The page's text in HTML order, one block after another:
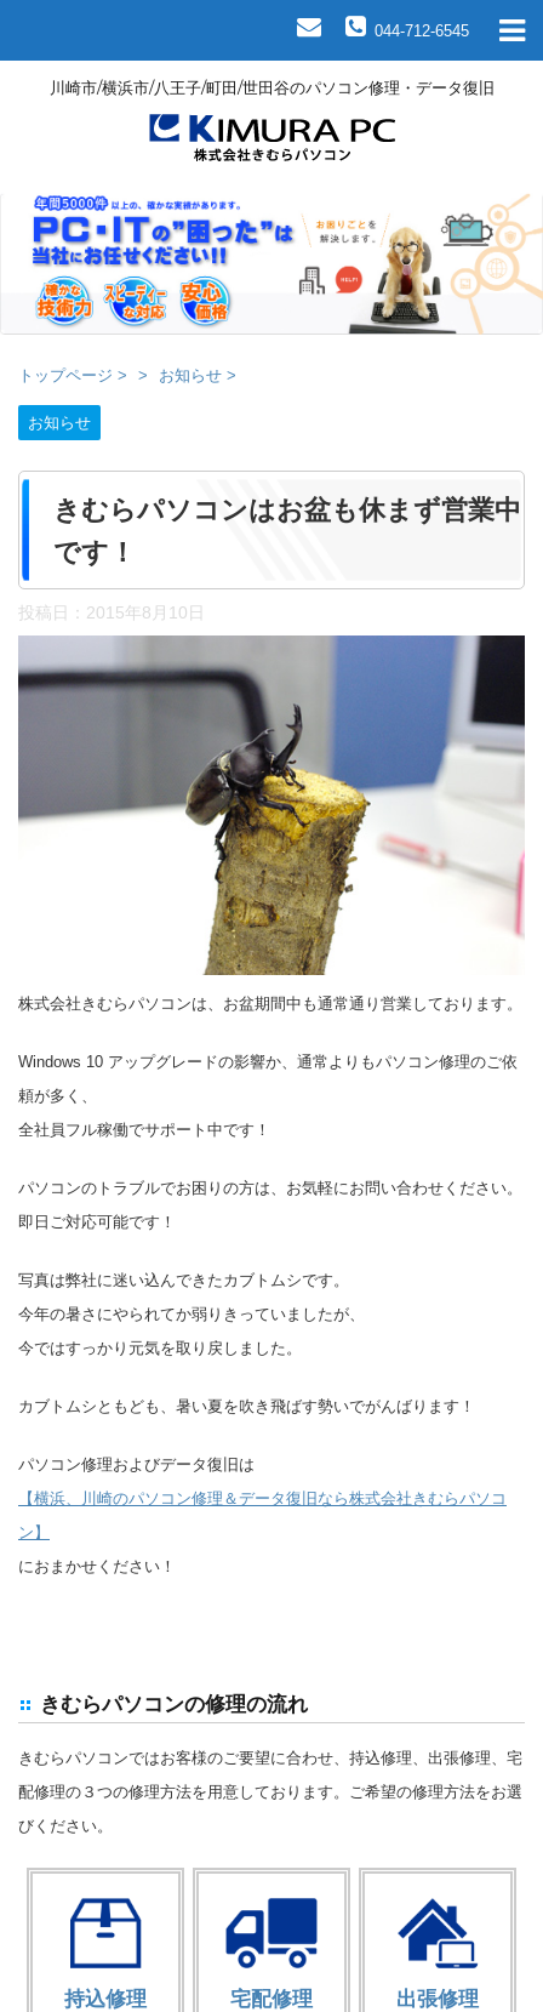
044-712-6545
川崎市/横浜市/八王子/町田/世田谷のパソコン修理・データ復旧
トップページ > お知らせ >
お知らせ
きむらパソコンはお盆も休まず営業中
です！
投稿日： 2015年8月10日
株式会社きむらパソコンは、お盆期間中も通常通り営業しております。
Windows 10 アップグレードの影響か、通常よりもパソコン修理のご依
頼が多く、
全社員フル稼働でサポート中です！
パソコンのトラブルでお困りの方は、お気軽にお問い合わせください。
即日ご対応可能です！
写真は弊社に迷い込んできたカブトムシです。
今年の暑さにやられてか弱りきっていましたが、
今ではすっかり元気を取り戻しました。
カブトムシともども、暑い夏を吹き飛ばす勢いでがんばります！
パソコン修理およびデータ復旧は
【横浜、川崎のパソコン修理＆データ復旧なら株式会社きむらパソコ
ン】
におまかせください！
きむらパソコンの修理の流れ
きむらパソコンではお客様のご要望に合わせ、持込修理、出張修理、宅
配修理の３つの修理方法を用意しております。ご希望の修理方法をお選
びください。
持込修理 宅配修理 出張修理